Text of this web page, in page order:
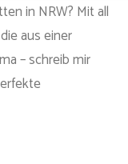
in NRW? Mit all
aus einer
– schreib mir